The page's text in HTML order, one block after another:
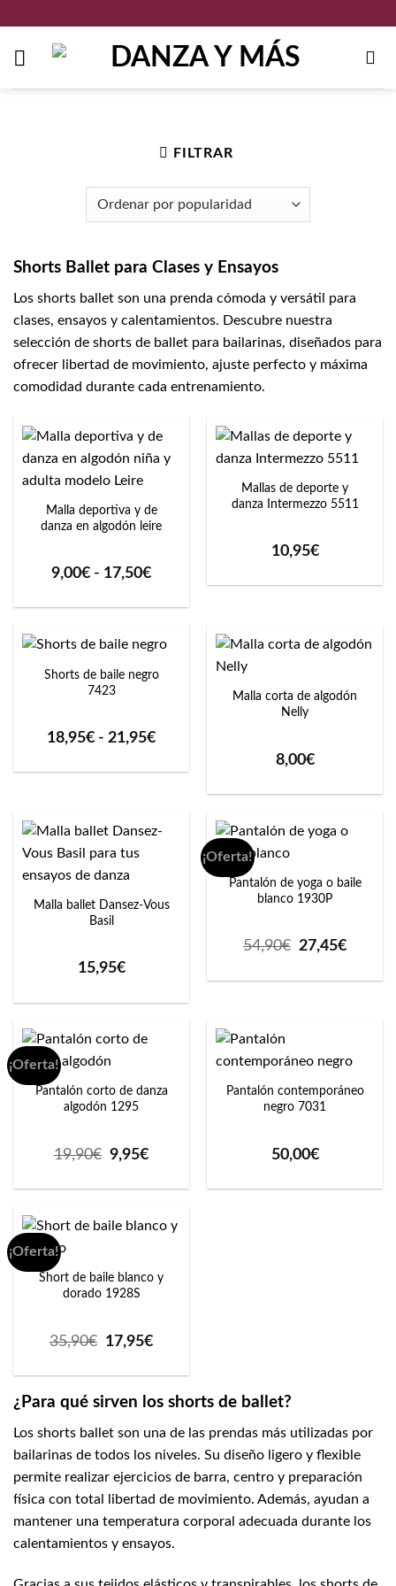
contenido
FILTRAR
Shorts Ballet para Clases y Ensayos
Los shorts ballet son una prenda cómoda y versátil para
clases, ensayos y calentamientos. Descubre nuestra
selección de shorts de ballet para bailarinas, diseñados para
ofrecer libertad de movimiento, ajuste perfecto y máxima
comodidad durante cada entrenamiento.
Malla deportiva y de
danza en algodón leire
9,00€ - 17,50€Rango
precios:
hasta
17,50€
Mallas de deporte y
danza Intermezzo 5511
10,95€
Shorts de baile negro
7423
18,95€ - 21,95€Rango
precios:
21,95€
Malla corta de algodón
Nelly
8,00€
Malla ballet Dansez-Vous
Basil
15,95€
¡Oferta!
Pantalón de yoga o baile
blanco 1930P
54,90€ El
original
27,45€El
actual
¡Oferta!
Pantalón corto de danza
algodón 1295
19,90€ El
original
19,90€.
9,95€El
actual
Pantalón contemporáneo
negro 7031
50,00€
¡Oferta!
Short de baile blanco y
dorado 1928S
35,90€ El
original
35,90€.
17,95€El
actual
17,95€.
¿Para qué sirven los shorts de ballet?
Los shorts ballet son una de las prendas más utilizadas por
bailarinas de todos los niveles. Su diseño ligero y flexible
permite realizar ejercicios de barra, centro y preparación
física con total libertad de movimiento. Además, ayudan a
mantener una temperatura corporal adecuada durante los
calentamientos y ensayos.